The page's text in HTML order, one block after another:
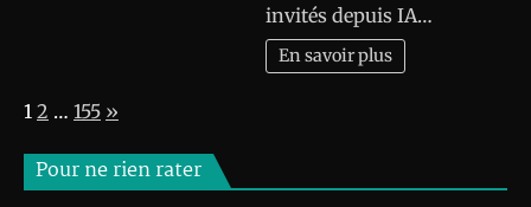
invités depuis IA…
En savoir plus
Page:
1 2 … 155 Next
»
Pour ne rien rater